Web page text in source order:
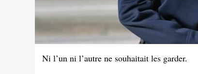
Ni l’un ni l’autre ne souhaitait les garder.